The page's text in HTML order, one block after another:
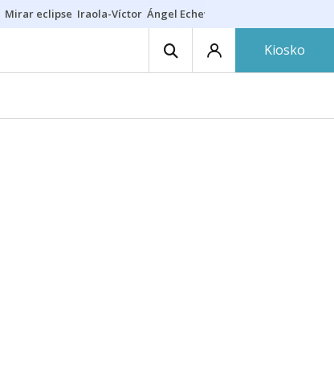
Mirar eclipse Iraola-Víctor Ángel Echeverría
Kiosko